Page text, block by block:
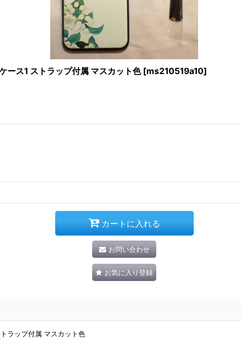
ス1 ストラップ付属 マスカット色 [ms210519a10]
カートに入れる
お問い合わせ
お気に入り登録
ラップ付属 マスカット色